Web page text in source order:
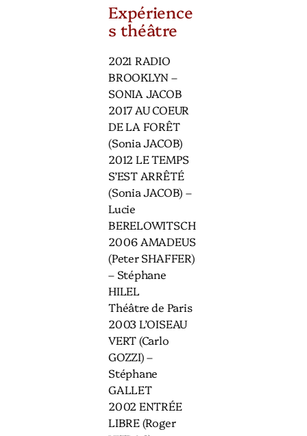
Expérience
s théâtre
2021 RADIO
BROOKLYN –
SONIA JACOB
2017 AU COEUR
DE LA FORÊT
(Sonia JACOB)
2012 LE TEMPS
S’EST ARRÊTÉ
(Sonia JACOB) –
Lucie
BERELOWITSCH
2006 AMADEUS
(Peter SHAFFER)
– Stéphane
HILEL
Théâtre de Paris
2003 L’OISEAU
VERT (Carlo
GOZZI) –
Stéphane
GALLET
2002 ENTRÉE
LIBRE (Roger